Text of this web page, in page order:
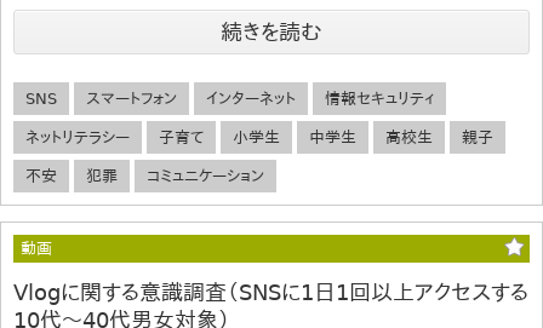
続きを読む
SNS スマートフォン インターネット 情報セキュリティ
ネットリテラシー 子育て 小学生 中学生 高校生 親子
不安 犯罪 コミュニケーション
動画
Vlogに関する意識調査（SNSに1日1回以上アクセスする
10代～40代男女対象）